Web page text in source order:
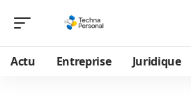
Actu Entreprise Juridique